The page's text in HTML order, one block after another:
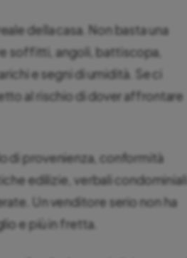
della casa. Non basta una
soffitti, angoli, battiscopa,
e segni di umidità. Se ci
al rischio di dover affrontare
di provenienza, conformità
edilizie, verbali condominiali
Un venditore serio non ha
e più in fretta.